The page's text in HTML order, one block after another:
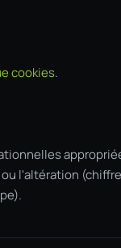
cookies.
l'altération